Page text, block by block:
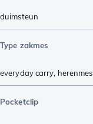
duimsteun
Type zakmes
everyday carry, herenmes
Pocketclip